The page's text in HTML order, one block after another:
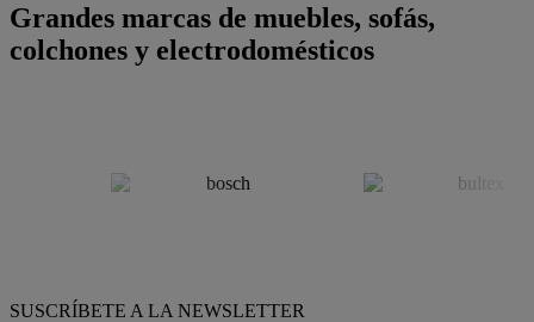
Grandes marcas de muebles, sofás,
colchones y electrodomésticos
SUSCRÍBETE A LA NEWSLETTER